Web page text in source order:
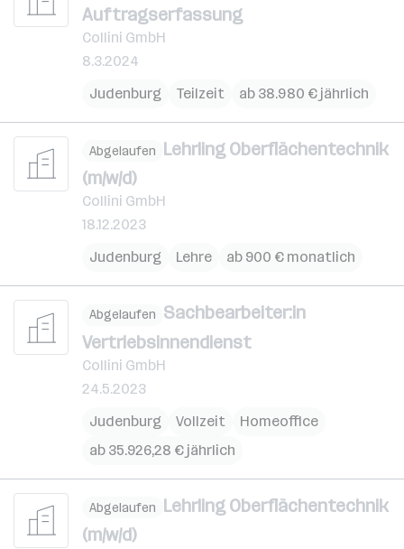
Auftragserfassung
Collini GmbH
8.3.2024
Judenburg
Teilzeit ab 38.980 € jährlich
Abgelaufen Lehrling Oberflächentechnik
(m/w/d)
Collini GmbH
18.12.2023
Judenburg
Lehre ab 900 € monatlich
Abgelaufen Sachbearbeiter:in
Vertriebsinnendienst
Collini GmbH
24.5.2023
Judenburg
Vollzeit
Homeoffice
ab 35.926,28 € jährlich
Abgelaufen Lehrling Oberflächentechnik
(m/w/d)